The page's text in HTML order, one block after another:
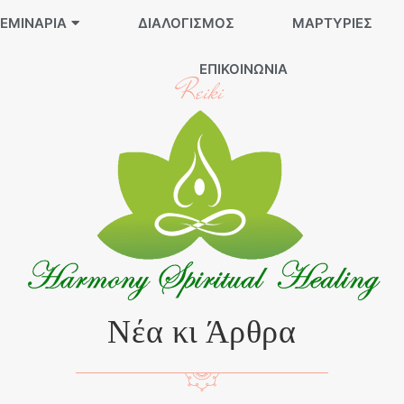
ΔΙΑΛΟΓΙΣΜΌΣ ΜΑΡΤΥΡΊΕΣ
ΕΠΙΚΟΙΝΩΝΊΑ
Reiki
Νέα κι Άρθρα